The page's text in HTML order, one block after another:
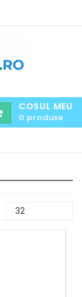
COSUL MEU
0 produse